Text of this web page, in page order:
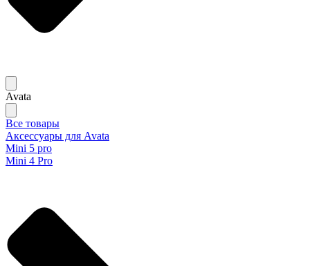
Avata
Все товары
Аксессуары для Avata
Mini 5 pro
Mini 4 Pro